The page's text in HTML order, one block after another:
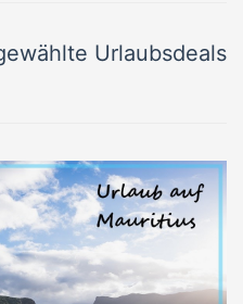
Urlaubsdeals